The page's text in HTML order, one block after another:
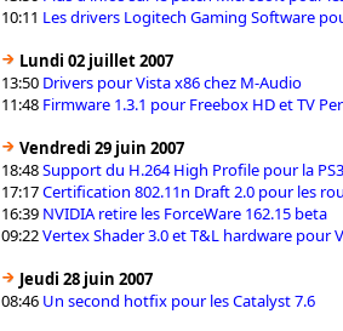
10:11 Les drivers Logitech Gaming Software
Lundi 02 juillet 2007
13:50 Drivers pour Vista x86 chez M-Audio
11:48 Firmware 1.3.1 pour Freebox HD et TV
Vendredi 29 juin 2007
18:48Support du H.264 High Profile pour la PS3
17:17Certification 802.11n Draft 2.0 pour les
16:39 NVIDIA retire les ForceWare 162.15 beta
09:22Vertex Shader 3.0 et T&L hardware pour
Jeudi 28 juin 2007
08:46 Un second hotfix pour les Catalyst 7.6